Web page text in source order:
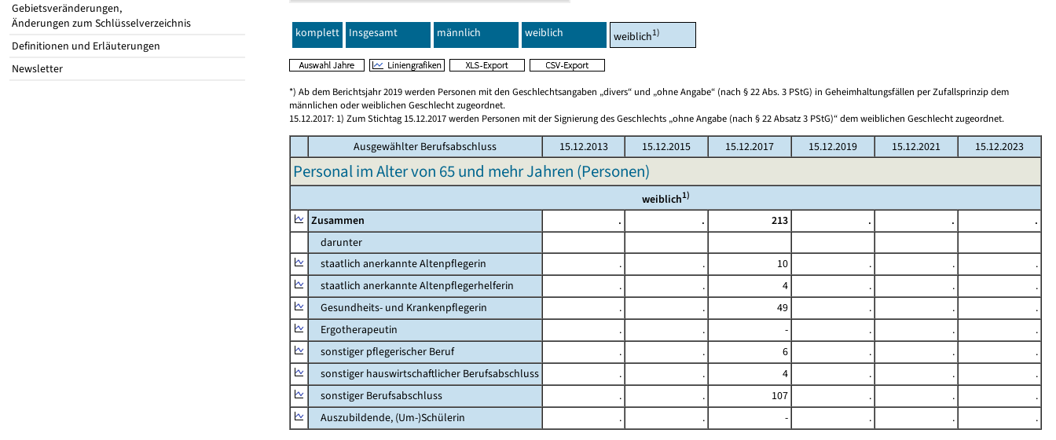
Gebietsveränderungen,
Änderungen zum Schlüsselverzeichnis
Definitionen und Erläuterungen
Newsletter
komplett Insgesamt männlich weiblich weiblich1)
*) Ab dem Berichtsjahr 2019 werden Personen mit den Geschlechtsangaben „divers“ und „ohne Angabe“ (nach § 22 Abs. 3 PStG) in Geheimhaltungsfällen per Zufallsprinzip dem
männlichen oder weiblichen Geschlecht zugeordnet.
15.12.2017: 1) Zum Stichtag 15.12.2017 werden Personen mit der Signierung des Geschlechts „ohne Angabe (nach § 22 Absatz 3 PStG)“ dem weiblichen Geschlecht zugeordnet.
Ausgewählter Berufsabschluss 15.12.2013 15.12.2015 15.12.2017 15.12.2019 15.12.2021 15.12.2023
Personal im Alter von 65 und mehr Jahren (Personen)
weiblich1)
Zusammen . . 213 . .
.
darunter
staatlich anerkannte Altenpflegerin
. . 10 . .
.
staatlich anerkannte Altenpflegerhelferin
. . 4 . .
.
Gesundheits- und Krankenpflegerin
. . 49 . .
.
Ergotherapeutin
. . - . .
.
sonstiger pflegerischer Beruf
. . 6 . .
.
sonstiger hauswirtschaftlicher Berufsabschluss
. . 4 . .
.
sonstiger Berufsabschluss
. . 107 . .
.
Auszubildende, (Um-)Schülerin
. . - . . .